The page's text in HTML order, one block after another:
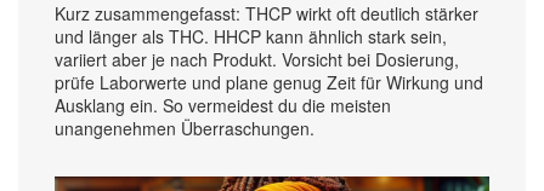
Kurz zusammengefasst: THCP wirkt oft deutlich stärker
und länger als THC. HHCP kann ähnlich stark sein,
variiert aber je nach Produkt. Vorsicht bei Dosierung,
prüfe Laborwerte und plane genug Zeit für Wirkung und
Ausklang ein. So vermeidest du die meisten
unangenehmen Überraschungen.